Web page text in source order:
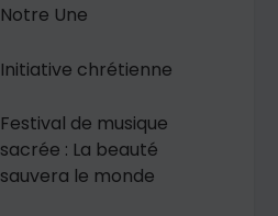
Notre Une
Initiative chrétienne
Festival de musique
sacrée : La beauté
sauvera le monde